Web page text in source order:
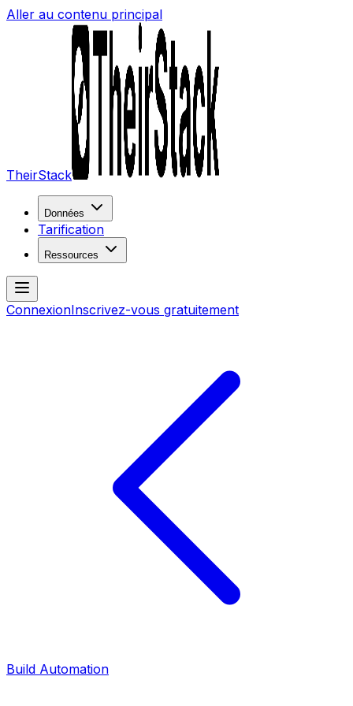
Aller au contenu principal
TheirStack
Données
Tarification
Ressources
ConnexionInscrivez-vous gratuitement
Build Automation